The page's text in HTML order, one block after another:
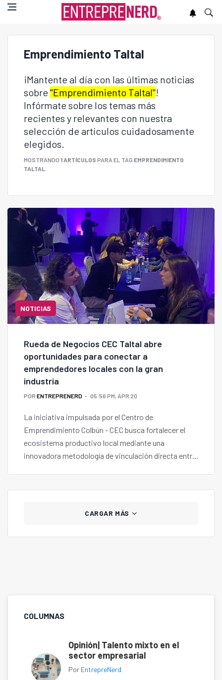
Emprendimiento Taltal
¡Mantente al día con las últimas noticias
sobre "Emprendimiento Taltal"!
Infórmate sobre los temas más
recientes y relevantes con nuestra
selección de artículos cuidadosamente
elegidos.
MOSTRANDO 1 ARTÍCULOS PARA EL TAG EMPRENDIMIENTO
TALTAL
NOTICIAS
Rueda de Negocios CEC Taltal abre
oportunidades para conectar a
emprendedores locales con la gran
industria
POR ENTREPRENERD 05:56 PM, APR 20
La iniciativa impulsada por el Centro de
Emprendimiento Colbún - CEC busca fortalecer el
ecosistema productivo local mediante una
innovadora metodología de vinculación directa entre
CARGAR MÁS
COLUMNAS
Opinión| Talento mixto en el
sector empresarial
Por EntrepreNerd